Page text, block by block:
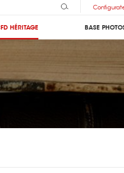
HÉRITAGE BASE